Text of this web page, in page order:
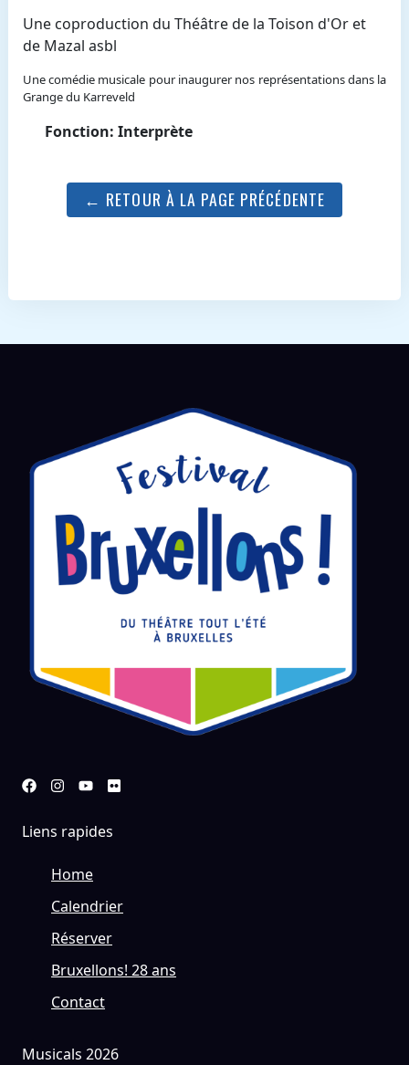
Une coproduction du Théâtre de la Toison d'Or et
de Mazal asbl
Une comédie musicale pour inaugurer nos représentations dans la
Grange du Karreveld
Fonction: Interprète
← RETOUR À LA PAGE PRÉCÉDENTE
Liens rapides
Home
Calendrier
Réserver
Bruxellons! 28 ans
Contact
Musicals 2026